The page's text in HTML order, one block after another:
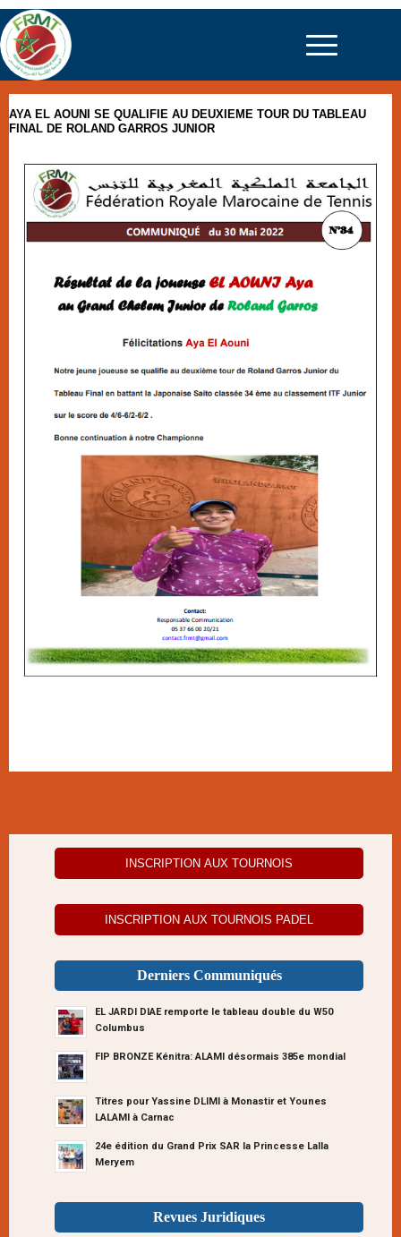
AYA EL AOUNI SE QUALIFIE AU DEUXIEME TOUR DU TABLEAU
FINAL DE ROLAND GARROS JUNIOR
INSCRIPTION AUX TOURNOIS
INSCRIPTION AUX TOURNOIS PADEL
Derniers Communiqués
EL JARDI DIAE remporte le tableau double du W50
Columbus
FIP BRONZE Kénitra: ALAMI désormais 385e mondial
Titres pour Yassine DLIMI à Monastir et Younes
LALAMI à Carnac
24e édition du Grand Prix SAR la Princesse Lalla
Meryem
Revues Juridiques